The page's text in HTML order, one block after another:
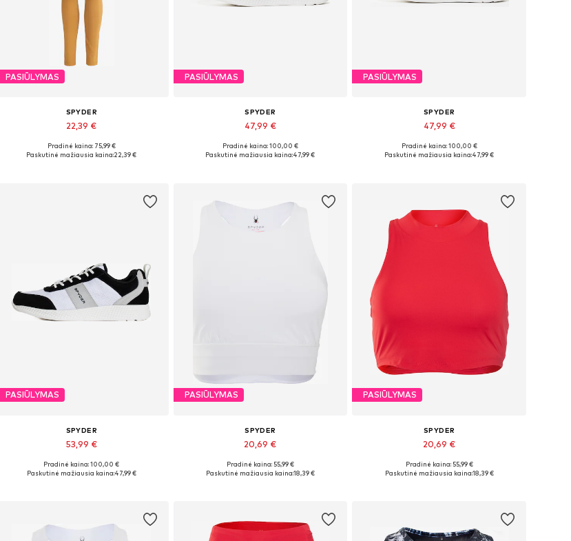
PASIŪLYMAS
SPYDER
22,39 €
Galimi dydžiai: S
Pradinė kaina: 75,99 €
Paskutinė mažiausia kaina:22,39 €
PASIŪLYMAS
SPYDER
47,99 €
Galimi dydžiai: 37
Pradinė kaina: 100,00 €
Paskutinė mažiausia kaina:47,99 €
PASIŪLYMAS
SPYDER
47,99 €
Galimi dydžiai: 37, 41
Pradinė kaina: 100,00 €
Paskutinė mažiausia kaina:47,99 €
PASIŪLYMAS
SPYDER
53,99 €
Galimi dydžiai: 39, 40
Pradinė kaina: 100,00 €
Paskutinė mažiausia kaina:47,99 €
PASIŪLYMAS
SPYDER
20,69 €
Galimi dydžiai: XL
Pradinė kaina: 55,99 €
Paskutinė mažiausia kaina:18,39 €
PASIŪLYMAS
SPYDER
20,69 €
Galimi dydžiai: L, XL
Pradinė kaina: 55,99 €
Paskutinė mažiausia kaina:18,39 €